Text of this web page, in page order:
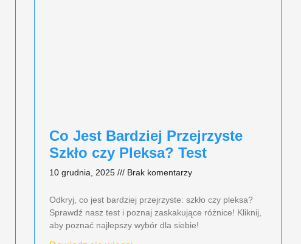
Co Jest Bardziej Przejrzyste
Szkło czy Pleksa? Test
10 grudnia, 2025 Brak komentarzy
Odkryj, co jest bardziej przejrzyste: szkło czy pleksa?
Sprawdź nasz test i poznaj zaskakujące różnice! Kliknij,
aby poznać najlepszy wybór dla siebie!